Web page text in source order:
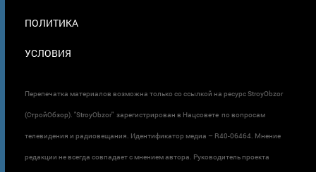
ПОЛИТИКА
УСЛОВИЯ
Перепечатка материалов возможна только со ссылкой на ресурс StroyObzor
(СтройОбзор). "StroyObzor" зарегистрирован в Нацсовете по вопросам
телевидения и радиовещания. Идентификатор медиа – R40-06464. Мнение
редакции не всегда совпадает с мнением автора. Руководитель проекта